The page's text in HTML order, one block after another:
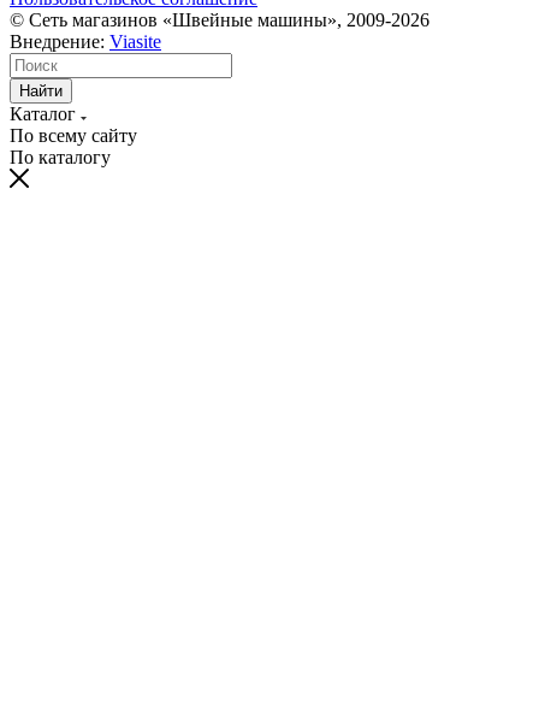
© Сеть магазинов «Швейные машины», 2009-2026
Внедрение: Viasite
Найти
Каталог
По всему сайту
По каталогу